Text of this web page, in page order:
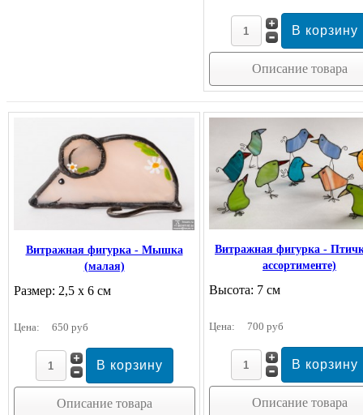
Описание товара
Витражная фигурка - Мышка
(малая)
Размер: 2,5 х 6 см
Цена: 650 руб
Описание товара
Витражная фигурка -
ассортименте)
Высота: 7 см
Цена: 700 руб
Описание товара